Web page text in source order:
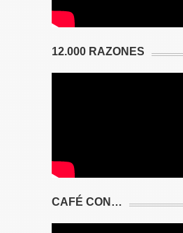
12.000 RAZONES
CAFÉ CON…